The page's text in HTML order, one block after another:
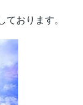
おります。